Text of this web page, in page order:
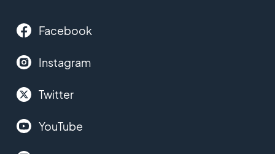
Facebook
Instagram
Twitter
YouTube